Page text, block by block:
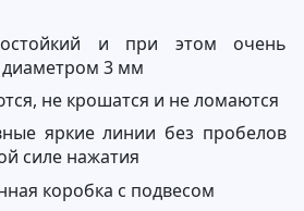
и при этом очень
3 мм
не крошатся и не ломаются
яркие линии без пробелов
силе нажатия
коробка с подвесом